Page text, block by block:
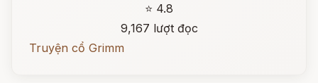
⭐ 4.8
9,167 lượt đọc
Truyện cổ Grimm